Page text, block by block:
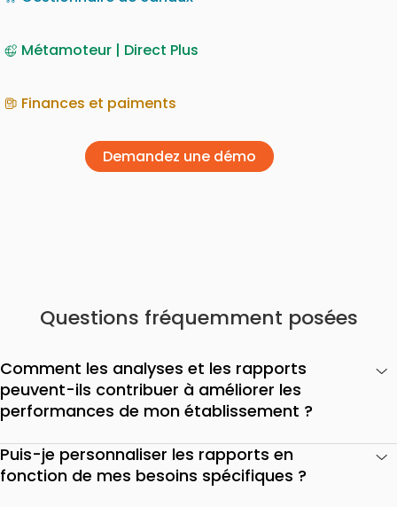
Métamoteur | Direct Plus
Finances et paiments
Demandez une démo
Questions fréquemment posées
Comment les analyses et les rapports
peuvent-ils contribuer à améliorer les
performances de mon établissement ?
Puis-je personnaliser les rapports en
fonction de mes besoins spécifiques ?